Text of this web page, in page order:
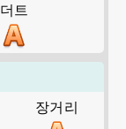
더트
장거리